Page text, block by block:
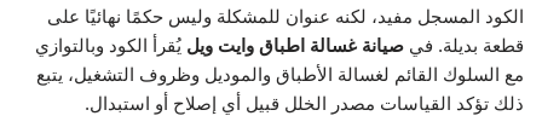
الكود المسجل مفيد، لكنه عنوان للمشكلة وليس حكمًا نهائيًا على
قطعة بديلة. في صيانة غسالة اطباق وايت ويل يُقرأ الكود وبالتوازي
مع السلوك القائم لغسالة الأطباق والموديل وظروف التشغيل، يتبع
ذلك تؤكد القياسات مصدر الخلل قبيل أي إصلاح أو استبدال.